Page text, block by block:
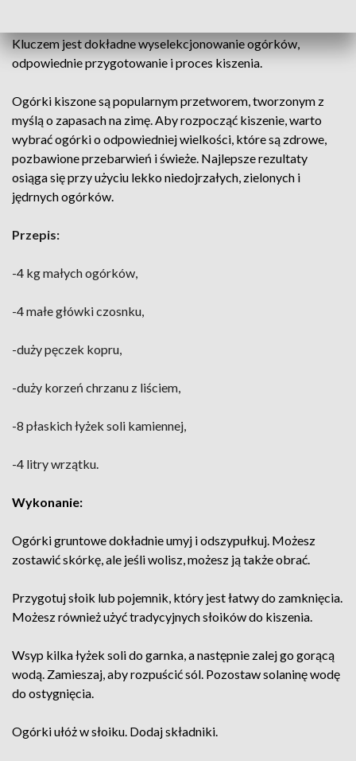
Kluczem jest dokładne wyselekcjonowanie ogórków,
odpowiednie przygotowanie i proces kiszenia.
Ogórki kiszone są popularnym przetworem, tworzonym z
myślą o zapasach na zimę. Aby rozpocząć kiszenie, warto
wybrać ogórki o odpowiedniej wielkości, które są zdrowe,
pozbawione przebarwień i świeże. Najlepsze rezultaty
osiąga się przy użyciu lekko niedojrzałych, zielonych i
jędrnych ogórków.
Przepis:
-4 kg małych ogórków,
-4 małe główki czosnku,
-duży pęczek kopru,
-duży korzeń chrzanu z liściem,
-8 płaskich łyżek soli kamiennej,
-4 litry wrzątku.
Wykonanie:
Ogórki gruntowe dokładnie umyj i odszypułkuj. Możesz
zostawić skórkę, ale jeśli wolisz, możesz ją także obrać.
Przygotuj słoik lub pojemnik, który jest łatwy do zamknięcia.
Możesz również użyć tradycyjnych słoików do kiszenia.
Wsyp kilka łyżek soli do garnka, a następnie zalej go gorącą
wodą. Zamieszaj, aby rozpuścić sól. Pozostaw solaninę wodę
do ostygnięcia.
Ogórki ułóż w słoiku. Dodaj składniki.